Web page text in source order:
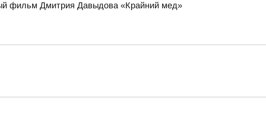
фильм Дмитрия Давыдова «Крайний мед»